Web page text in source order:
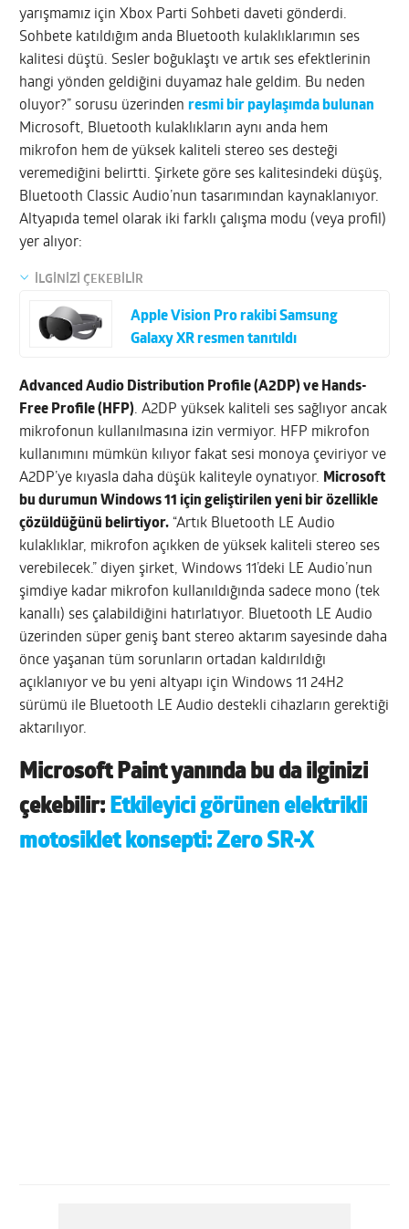
yarışmamız için Xbox Parti Sohbeti daveti gönderdi.
Sohbete katıldığım anda Bluetooth kulaklıklarımın ses
kalitesi düştü. Sesler boğuklaştı ve artık ses efektlerinin
hangi yönden geldiğini duyamaz hale geldim. Bu neden
oluyor?” sorusu üzerindenresmi bir paylaşımda bulunan
Microsoft, Bluetooth kulaklıkların aynı anda hem
mikrofon hem de yüksek kaliteli stereo ses desteği
veremediğini belirtti. Şirkete göre ses kalitesindeki düşüş,
Bluetooth Classic Audio’nun tasarımından kaynaklanıyor.
Altyapıda temel olarak iki farklı çalışma modu (veya profil)
yer alıyor:
İLGİNİZİ ÇEKEBİLİR
Apple Vision Pro rakibi Samsung
Galaxy XR resmen tanıtıldı
Advanced Audio Distribution Profile (A2DP) ve Hands-
Free Profile (HFP). A2DP yüksek kaliteli ses sağlıyor ancak
mikrofonun kullanılmasına izin vermiyor. HFP mikrofon
kullanımını mümkün kılıyor fakat sesi monoya çeviriyor ve
A2DP’ye kıyasla daha düşük kaliteyle oynatıyor. Microsoft
bu durumun Windows 11 için geliştirilen yeni bir özellikle
çözüldüğünü belirtiyor. “Artık Bluetooth LE Audio
kulaklıklar, mikrofon açıkken de yüksek kaliteli stereo ses
verebilecek.” diyen şirket, Windows 11’deki LE Audio’nun
şimdiye kadar mikrofon kullanıldığında sadece mono (tek
kanallı) ses çalabildiğini hatırlatıyor. Bluetooth LE Audio
üzerinden süper geniş bant stereo aktarım sayesinde daha
önce yaşanan tüm sorunların ortadan kaldırıldığı
açıklanıyor ve bu yeni altyapı için Windows 11 24H2
sürümü ile Bluetooth LE Audio destekli cihazların gerektiği
aktarılıyor.
Microsoft Paint yanında bu da ilginizi
çekebilir: Etkileyici görünen elektrikli
motosiklet konsepti: Zero SR-X